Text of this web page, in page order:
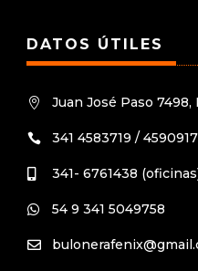
DATOS ÚTILES
 Juan José Paso 7498,
 341 4583719 / 4590917
 341- 6761438
 54 9 341 5049758
